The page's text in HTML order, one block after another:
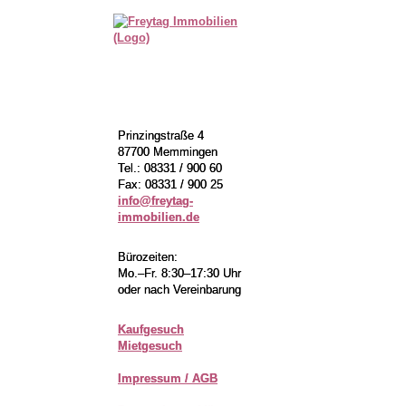
Prinzingstraße 4
87700 Memmingen
Tel.: 08331 / 900 60
Fax: 08331 / 900 25
info@freytag-
immobilien.de
Bürozeiten:
Mo.–Fr. 8:30–17:30 Uhr
oder nach Vereinbarung
Kaufgesuch
Mietgesuch
Impressum / AGB
Prinzingstraße 4
87700 Memmingen
Tel.: 08331 / 900 60
Fax: 08331 / 900 25
info@freytag-
immobilien.de
Bürozeiten:
Mo.–Fr. 8:30–17:30 Uhr
oder nach Vereinbarung
Kaufgesuch
Mietgesuch
Impressum / AGB